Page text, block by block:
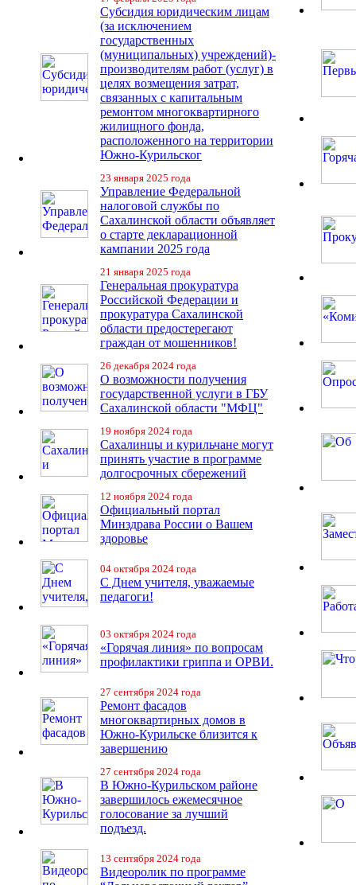
Субсидия юридическим лицам
(за исключением
государственных
(муниципальных) учреждений)-
производителям работ (услуг) в
целях возмещения затрат,
связанных с капитальным
ремонтом многоквартирного
жилищного фонда,
расположенного на территории
Южно-Курильског
23 января 2025 года
Управление Федеральной
налоговой службы по
Сахалинской области объявляет
о старте декларационной
кампании 2025 года
21 января 2025 года
Генеральная прокуратура
Российской Федерации и
прокуратура Сахалинской
области предостерегают
граждан от мошенников!
26 декабря 2024 года
О возможности получения
государственной услуги в ГБУ
Сахалинской области "МФЦ"
19 ноября 2024 года
Сахалинцы и курильчане могут
принять участие в программе
долгосрочных сбережений
12 ноября 2024 года
Официальный портал
Минздрава России о Вашем
здоровье
04 октября 2024 года
С Днем учителя, уважаемые
педагоги!
03 октября 2024 года
«Горячая линия» по вопросам
профилактики гриппа и ОРВИ.
27 сентября 2024 года
Ремонт фасадов
многоквартирных домов в
Южно-Курильске близится к
завершению
27 сентября 2024 года
В Южно-Курильском районе
завершилось ежемесячное
голосование за лучший
подъезд.
13 сентября 2024 года
Видеоролик по программе